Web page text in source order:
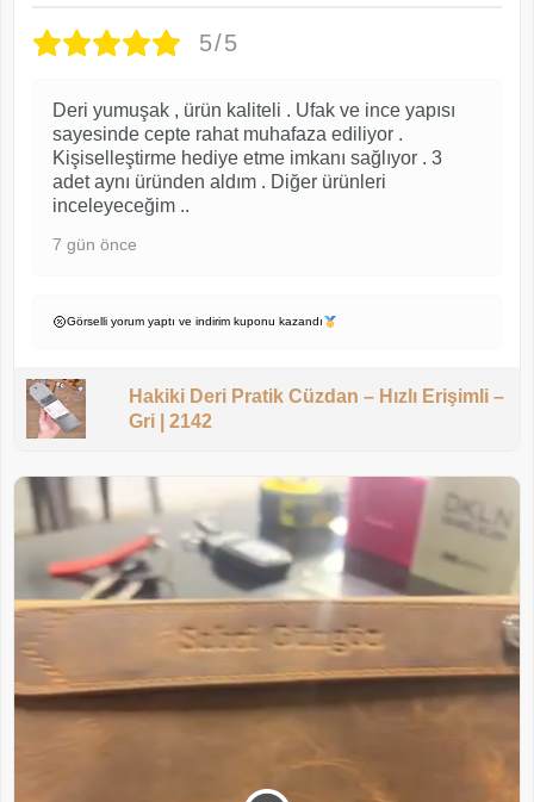
5/5
Deri yumuşak , ürün kaliteli . Ufak ve ince yapısı
sayesinde cepte rahat muhafaza ediliyor .
Kişiselleştirme hediye etme imkanı sağlıyor . 3
adet aynı üründen aldım . Diğer ürünleri
inceleyeceğim ..
7 gün önce
Görselli yorum yaptı ve indirim kuponu kazandı
Hakiki Deri Pratik Cüzdan – Hızlı Erişimli –
Gri | 2142